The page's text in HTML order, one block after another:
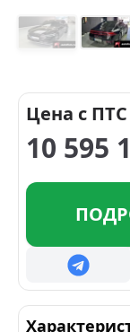
Цена с
10 595